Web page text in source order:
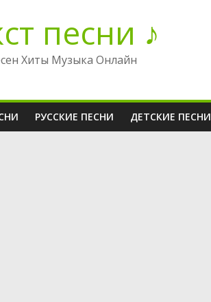
песни ♪
Хиты Музыка Онлайн
РУССКИЕ ПЕСНИ ДЕТСКИЕ ПЕСНИ